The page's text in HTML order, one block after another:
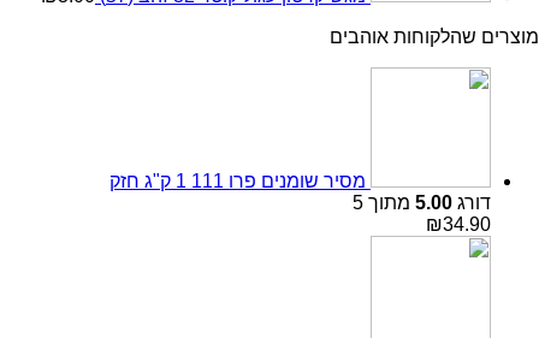
מוצרים שהלקוחות אוהבים
מסיר שומנים פרו 111 1 ק"ג חזק
דורג 5.00 מתוך 5
₪34.90